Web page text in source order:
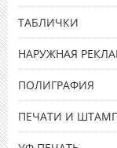
ТАБЛИЧКИ
НАРУЖНАЯ
ПОЛИГРАФИЯ
ПЕЧАТИ И